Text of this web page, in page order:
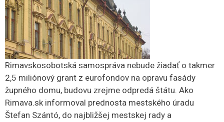
Rimavskosobotská samospráva nebude žiadať o takmer
2,5 miliónový grant z eurofondov na opravu fasády
župného domu, budovu zrejme odpredá štátu. Ako
Rimava.sk informoval prednosta mestského úradu
Štefan Szántó, do najbližšej mestskej rady a